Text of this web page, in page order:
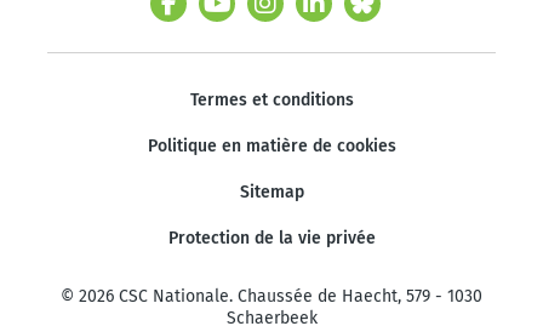
Termes et conditions
Politique en matière de cookies
Sitemap
Protection de la vie privée
© 2026 CSC Nationale. Chaussée de Haecht, 579 - 1030
Schaerbeek